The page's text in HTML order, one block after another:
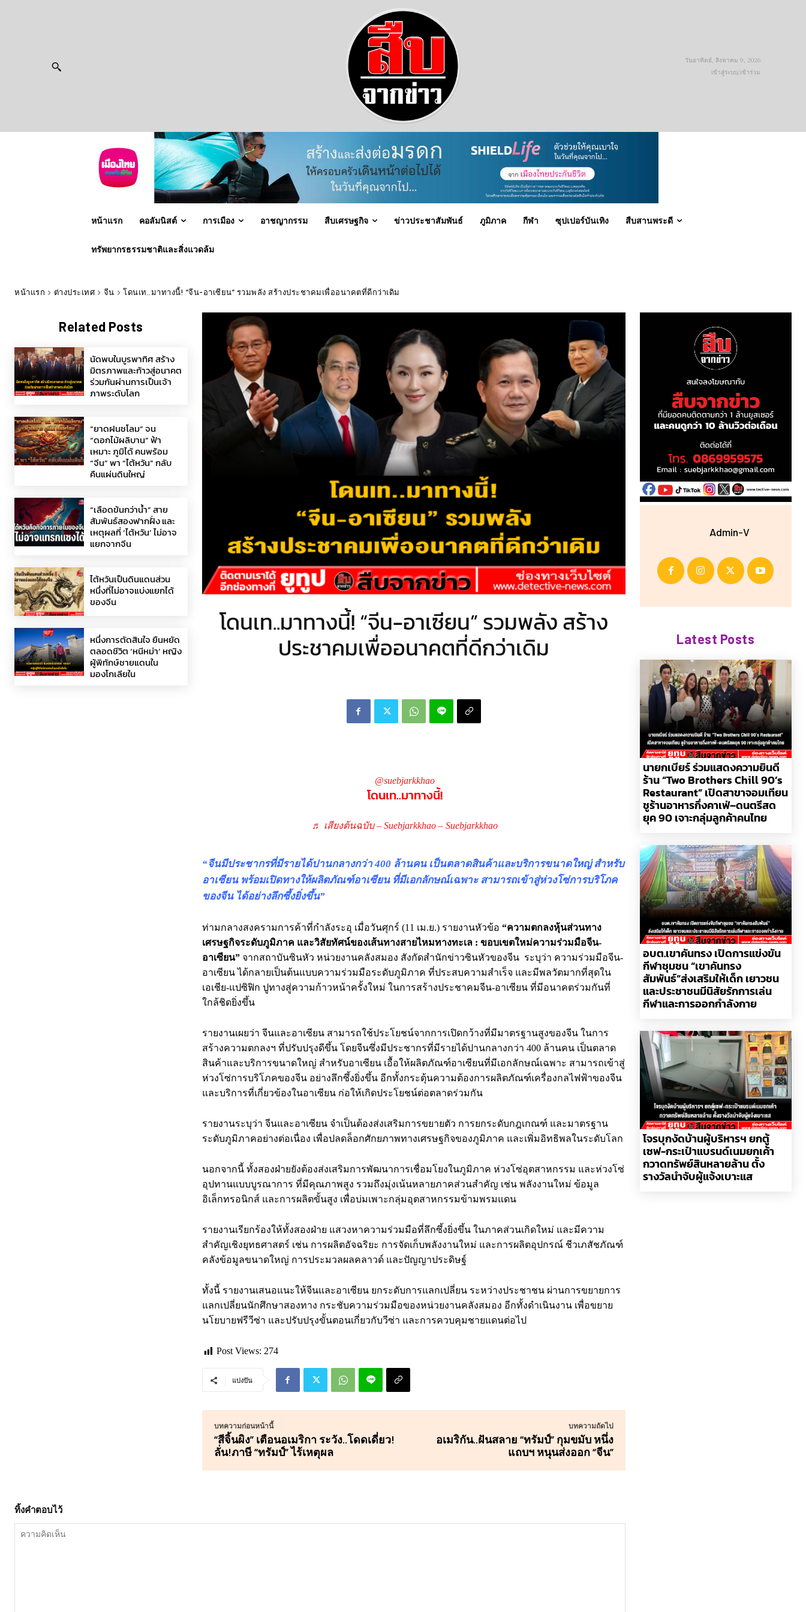
วันอาทิตย์, สิงหาคม 9, 2026
เข้าสู่ระบบ/เข้าร่วม
หน้าแรก คอลัมนิสต์ การเมือง อาชญากรรม สืบเศรษฐกิจ ข่าวประชาสัมพันธ์ ภูมิภาค กีฬา ซุปเปอร์บันเทิง สืบสานพระดี
ทรัพยากรธรรมชาติและสิ่งแวดล้ม
หน้าแรก ต่างประเทศ จีน โดนเท..มาทางนี้! “จีน-อาเซียน” รวมพลัง สร้างประชาคมเพื่ออนาคตที่ดีกว่าเดิม
Related Posts
นัดพบในบูรพาทิศ สร้าง
มิตรภาพและก้าวสู่อนาคต
ร่วมกันผ่านการเป็นเจ้า
ภาพระดับโลก
“ยาดฝนชโลม” จน
“ดอกไม้ผลิบาน” ฟ้า
เหมาะ ภูมิได้ คนพร้อม
“จีน” พา “ไต้หวัน” กลับ
คืนแผ่นดินใหญ่
“เลือดข้นกว่าน้ำ” สาย
สัมพันธ์สองฟากฝั่ง และ
เหตุผลที่ ‘ไต้หวัน’ ไม่อาจ
แยกจากจีน
ไต้หวันเป็นดินแดนส่วน
หนึ่งที่ไม่อาจแบ่งแยกได้
ของจีน
หนึ่งการตัดสินใจ ยืนหยัด
ตลอดชีวิต ‘หนีหม่า’ หญิง
ผู้พิทักษ์ชายแดนใน
มองโกเลียใน
โดนเท..มาทางนี้! “จีน-อาเซียน” รวมพลัง สร้าง
ประชาคมเพื่ออนาคตที่ดีกว่าเดิม
@suebjarkkhao
โดนเท..มาทางนี้!
♬ เสียงต้นฉบับ – Suebjarkkhao – Suebjarkkhao
“จีนมีประชากรที่มีรายได้ปานกลางกว่า400 ล้านคน เป็นตลาดสินค้าและบริการขนาดใหญ่ สำหรับ
อาเซียน พร้อมเปิดทางให้ผลิตภัณฑ์อาเซียน ที่มีเอกลักษณ์เฉพาะ สามารถเข้าสู่ห่วงโซ่การบริโภค
ของจีน ได้อย่างลึกซึ้งยิ่งขึ้น”
ท่ามกลางสงครามการค้าที่กำลังระอุ เมื่อวันศุกร์ (11 เม.ย.) รายงานหัวข้อ “ความตกลงหุ้นส่วนทาง
เศรษฐกิจระดับภูมิภาค และวิสัยทัศน์ของเส้นทางสายไหมทางทะเล : ขอบเขตใหม่ความร่วมมือจีน-
อาเซียน” จากสถาบันซินหัว หน่วยงานคลังสมอง สังกัดสำนักข่าวซินหัวของจีน ระบุว่า ความร่วมมือจีน-
อาเซียน ได้กลายเป็นต้นแบบความร่วมมือระดับภูมิภาค ที่ประสบความสำเร็จ และมีพลวัตมากที่สุดใน
เอเชีย-แปซิฟิก ปูทางสู่ความก้าวหน้าครั้งใหม่ ในการสร้างประชาคมจีน-อาเซียน ที่มีอนาคตร่วมกันที่
ใกล้ชิดยิ่งขึ้น
รายงานเผยว่า จีนและอาเซียน สามารถใช้ประโยชน์จากการเปิดกว้างที่มีมาตรฐานสูงของจีน ในการ
สร้างความตกลงฯ ที่ปรับปรุงดีขึ้น โดยจีนซึ่งมีประชากรที่มีรายได้ปานกลางกว่า 400 ล้านคน เป็นตลาด
สินค้าและบริการขนาดใหญ่ สำหรับอาเซียน เอื้อให้ผลิตภัณฑ์อาเซียนที่มีเอกลักษณ์เฉพาะ สามารถเข้าสู่
ห่วงโซ่การบริโภคของจีน อย่างลึกซึ้งยิ่งขึ้น อีกทั้งกระตุ้นความต้องการผลิตภัณฑ์เครื่องกลไฟฟ้าของจีน
และบริการที่เกี่ยวข้องในอาเซียน ก่อให้เกิดประโยชน์ต่อตลาดร่วมกัน
รายงานระบุว่า จีนและอาเซียน จำเป็นต้องส่งเสริมการขยายตัว การยกระดับกฎเกณฑ์ และมาตรฐาน
ระดับภูมิภาคอย่างต่อเนื่อง เพื่อปลดล็อกศักยภาพทางเศรษฐกิจของภูมิภาค และเพิ่มอิทธิพลในระดับโลก
นอกจากนี้ ทั้งสองฝ่ายยังต้องส่งเสริมการพัฒนาการเชื่อมโยงในภูมิภาค ห่วงโซ่อุตสาหกรรม และห่วงโซ่
อุปทานแบบบูรณาการ ที่มีคุณภาพสูง รวมถึงมุ่งเน้นหลายภาคส่วนสำคัญ เช่น พลังงานใหม่ ข้อมูล
อิเล็กทรอนิกส์ และการผลิตขั้นสูง เพื่อบ่มเพาะกลุ่มอุตสาหกรรมข้ามพรมแดน
รายงานเรียกร้องให้ทั้งสองฝ่าย แสวงหาความร่วมมือที่ลึกซึ้งยิ่งขึ้น ในภาคส่วนเกิดใหม่ และมีความ
สำคัญเชิงยุทธศาสตร์ เช่น การผลิตอัจฉริยะ การจัดเก็บพลังงานใหม่ และการผลิตอุปกรณ์ ชีวเภสัชภัณฑ์
คลังข้อมูลขนาดใหญ่ การประมวลผลคลาวด์ และปัญญาประดิษฐ์
ทั้งนี้ รายงานเสนอแนะให้จีนและอาเซียน ยกระดับการแลกเปลี่ยน ระหว่างประชาชน ผ่านการขยายการ
แลกเปลี่ยนนักศึกษาสองทาง กระชับความร่วมมือของหน่วยงานคลังสมอง อีกทั้งดำเนินงาน เพื่อขยาย
นโยบายฟรีวีซ่า และปรับปรุงขั้นตอนเกี่ยวกับวีซ่า และการควบคุมชายแดนต่อไป
Post Views: 274
แบ่งปัน
บทความก่อนหน้านี้
“สีจิ้นผิง” เตือนอเมริกา ระวัง..โดดเดี่ยว!
ลั่น!ภาษี “ทรัมป์” ไร้เหตุผล
บทความถัดไป
อเมริกัน..ฝันสลาย “ทรัมป์” กุมขมับ หนึ่ง
แถบฯ หนุนส่งออก “จีน”
ทิ้งคำตอบไว้
Admin-V
Latest Posts
นายกเบียร์ ร่วมแสดงความยินดี
ร้าน “Two Brothers Chill 90’s
Restaurant” เปิดสาขาจอมเทียน
ชูร้านอาหารกึ่งคาเฟ่–ดนตรีสด
ยุค 90 เจาะกลุ่มลูกค้าคนไทย
อบต.เขาคันทรง เปิดการแข่งขัน
กีฬาชุมชน “เขาคันทรง
สัมพันธ์”ส่งเสริมให้เด็ก เยาวชน
และประชาชนมีนิสัยรักการเล่น
กีฬาและการออกกำลังกาย
โจรบุกงัดบ้านผู้บริหารฯ ยกตู้
เซฟ-กระเป๋าแบรนด์เนมยกเค้า
กวาดทรัพย์สินหลายล้าน ตั้ง
รางวัลนำจับผู้แจ้งเบาะแส